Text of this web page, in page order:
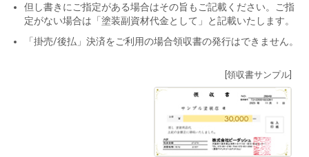
但し書きにご指定がある場合はその旨もご記載ください。ご指
定がない場合は「塗装副資材代金として」と記載いたします。
「掛売/後払」決済をご利用の場合領収書の発行はできません。
[領収書サンプル]